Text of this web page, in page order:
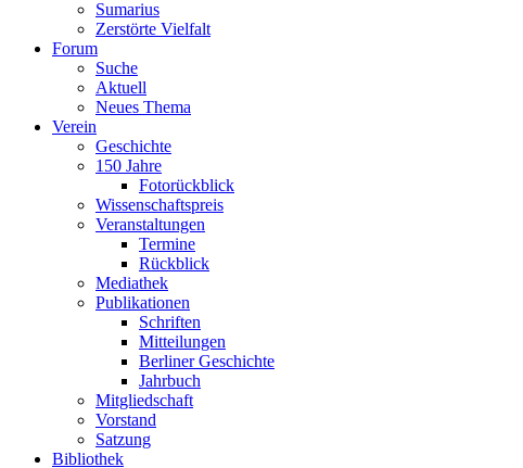
Sumarius
Zerstörte Vielfalt
Forum
Suche
Aktuell
Neues Thema
Verein
Geschichte
150 Jahre
Fotorückblick
Wissenschaftspreis
Veranstaltungen
Termine
Rückblick
Mediathek
Publikationen
Schriften
Mitteilungen
Berliner Geschichte
Jahrbuch
Mitgliedschaft
Vorstand
Satzung
Bibliothek